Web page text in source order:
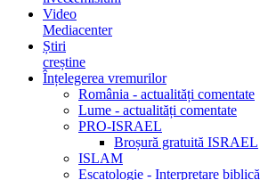
Video
Mediacenter
Știri
creștine
Înțelegerea vremurilor
România - actualități comentate
Lume - actualități comentate
PRO-ISRAEL
Broșură gratuită ISRAEL
ISLAM
Escatologie - Interpretare biblică